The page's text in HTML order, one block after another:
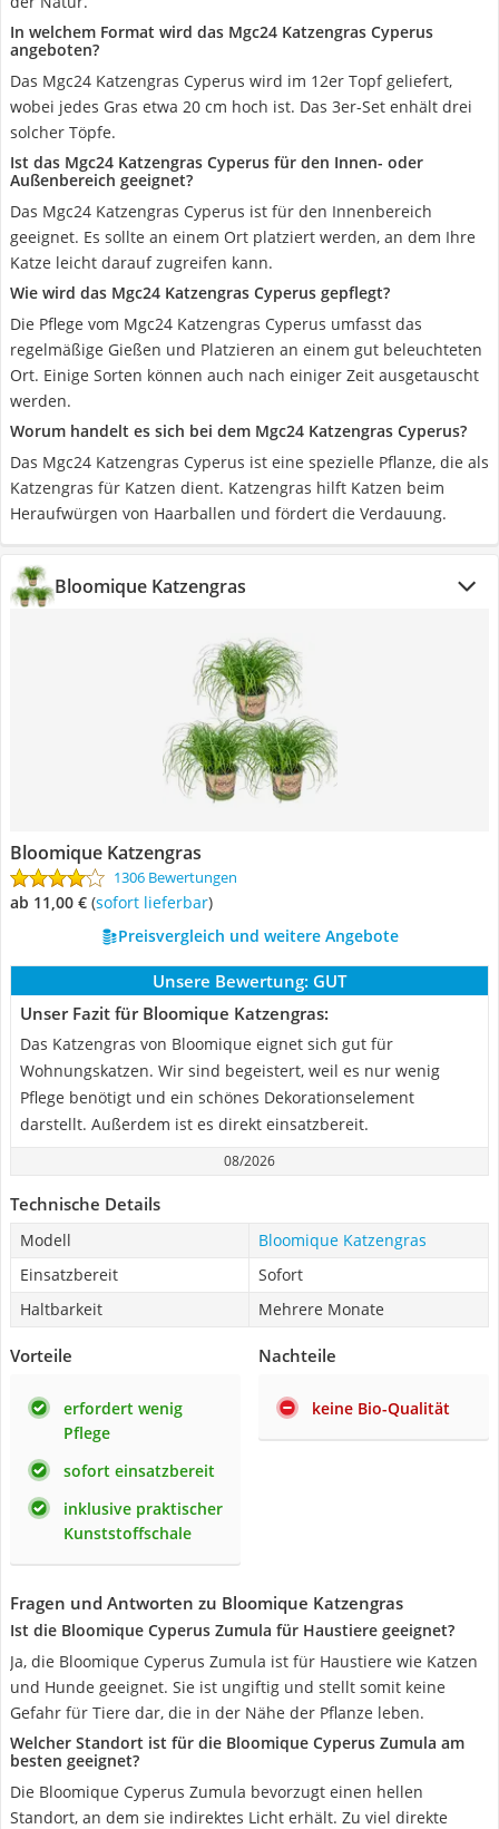
In welchem Format wird das Mgc24 Katzengras Cyperus
angeboten?
Das Mgc24 Katzengras Cyperus wird im 12er Topf geliefert,
wobei jedes Gras etwa 20 cm hoch ist. Das 3er-Set enhält drei
solcher Töpfe.
Ist das Mgc24 Katzengras Cyperus für den Innen- oder
Außenbereich geeignet?
Das Mgc24 Katzengras Cyperus ist für den Innenbereich
geeignet. Es sollte an einem Ort platziert werden, an dem Ihre
Katze leicht darauf zugreifen kann.
Wie wird das Mgc24 Katzengras Cyperus gepflegt?
Die Pflege vom Mgc24 Katzengras Cyperus umfasst das
regelmäßige Gießen und Platzieren an einem gut beleuchteten
Ort. Einige Sorten können auch nach einiger Zeit ausgetauscht
werden.
Worum handelt es sich bei dem Mgc24 Katzengras Cyperus?
Das Mgc24 Katzengras Cyperus ist eine spezielle Pflanze, die als
Katzengras für Katzen dient. Katzengras hilft Katzen beim
Heraufwürgen von Haarballen und fördert die Verdauung.
Bloomique Katzengras
Bloomique Katzengras
1306 Bewertungen
ab 11,00 € ( Sofort lieferbar)
Preisvergleich und weitere Angebote
Unsere Bewertung: GUT
Unser Fazit für Bloomique Katzengras:
Das Katzengras von Bloomique eignet sich gut für
Wohnungskatzen. Wir sind begeistert, weil es nur wenig
Pflege benötigt und ein schönes Dekorationselement
darstellt. Außerdem ist es direkt einsatzbereit.
08/2026
Technische Details
Modell
Bloomique Katzengras
Einsatzbereit
Sofort
Haltbarkeit
Mehrere Monate
Vorteile
erfordert wenig
Pflege
sofort einsatzbereit
inklusive praktischer
Kunststoffschale
Nachteile
keine Bio-Qualität
Fragen und Antworten zu Bloomique Katzengras
Ist die Bloomique Cyperus Zumula für Haustiere geeignet?
Ja, die Bloomique Cyperus Zumula ist für Haustiere wie Katzen
und Hunde geeignet. Sie ist ungiftig und stellt somit keine
Gefahr für Tiere dar, die in der Nähe der Pflanze leben.
Welcher Standort ist für die Bloomique Cyperus Zumula am
besten geeignet?
Die Bloomique Cyperus Zumula bevorzugt einen hellen
Standort, an dem sie indirektes Licht erhält. Zu viel direkte